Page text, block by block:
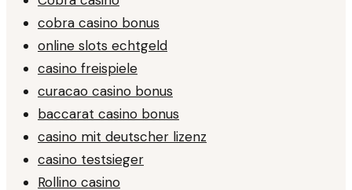
cobra casino bonus
online slots echtgeld
casino freispiele
curacao casino bonus
baccarat casino bonus
casino mit deutscher lizenz
casino testsieger
Rollino casino